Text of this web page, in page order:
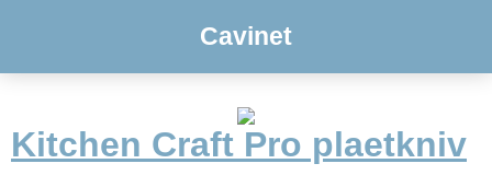
Cavinet
Kitchen Craft Pro plaetkniv